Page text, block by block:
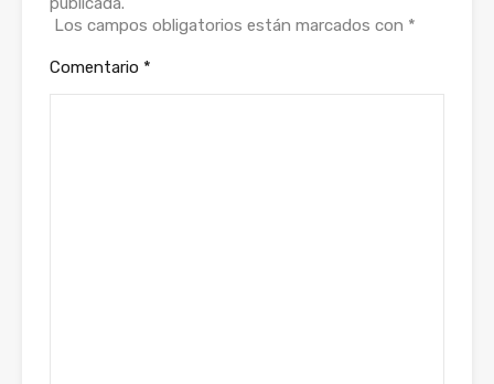
Los campos obligatorios están marcados con *
Comentario *